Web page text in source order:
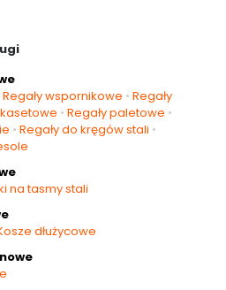
Regały wspornikowe • Regały
kasetowe • Regały paletowe •
• Regały do kręgów stali •
na tasmy stali
dłużycowe